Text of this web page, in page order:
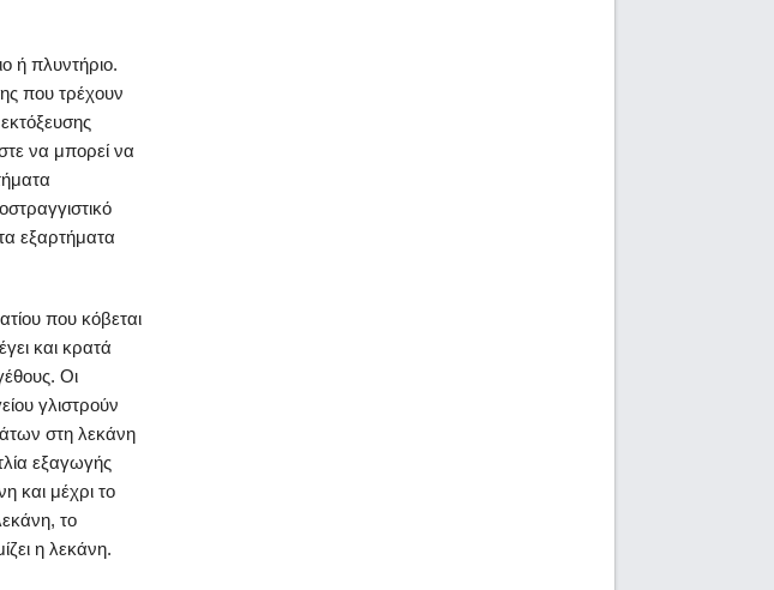
ή πλυντήριο.
που τρέχουν
να μπορεί να
εξαρτήματα
που κόβεται
και κρατά
Οι
γλιστρούν
στη λεκάνη
εξαγωγής
και μέχρι το
το
η λεκάνη.